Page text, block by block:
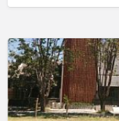
KOST
Exclusive
untuk
Wanita